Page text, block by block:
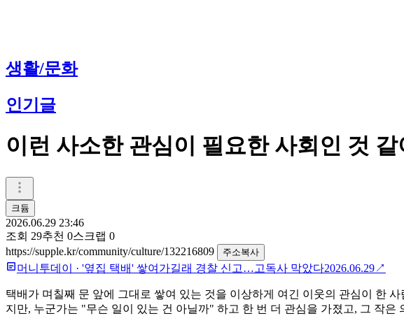
생활/문화
인기글
이런 사소한 관심이 필요한 사회인 것 같
크듐
2026.06.29 23:46
조회 29추천 0스크랩 0
https://supple.kr/community/culture/132216809
주소복사
머니투데이 · '옆집 택배' 쌓여가길래 경찰 신고…고독사 막았다2026.06.29↗
택배가 며칠째 문 앞에 그대로 쌓여 있는 것을 이상하게 여긴 이웃의 관심이 한
지만, 누군가는 "무슨 일이 있는 건 아닐까" 하고 한 번 더 관심을 가졌고, 그 작